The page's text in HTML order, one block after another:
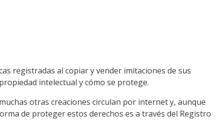
registradas al copiar y vender imitaciones de sus
intelectual y cómo se protege.
otras creaciones circulan por internet y, aunque
de proteger estos derechos es a través del Registro